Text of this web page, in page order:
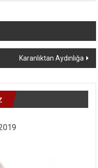
Karanlıktan Aydınlığa